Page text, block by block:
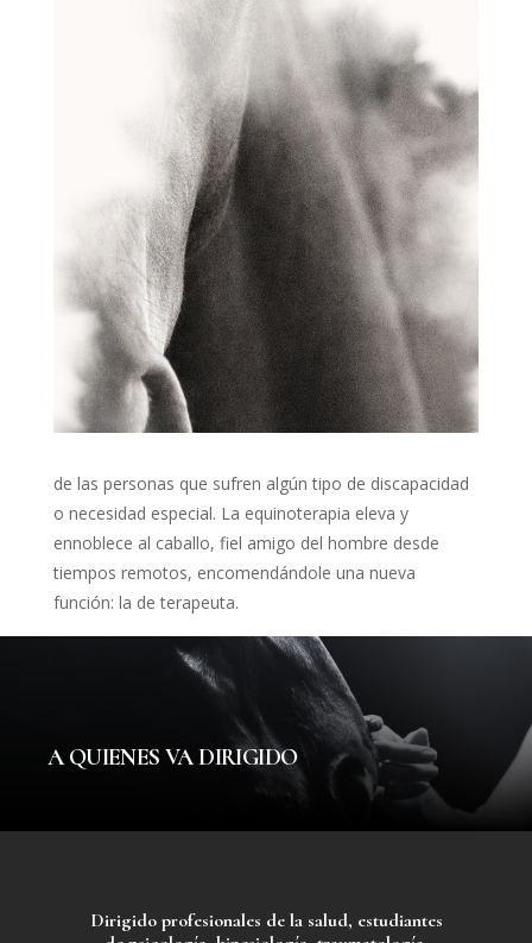
de las personas que sufren algún tipo de discapacidad
o necesidad especial. La equinoterapia eleva y
ennoblece al caballo, fiel amigo del hombre desde
tiempos remotos, encomendándole una nueva
función: la de terapeuta.
A QUIENES VA DIRIGIDO
Dirigido profesionales de la salud, estudiantes